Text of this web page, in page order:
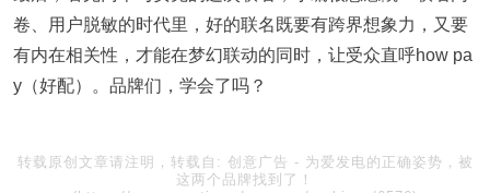
卷、用户脱敏的时代里，好的联名既要有跨界想象力，又要
有内在相关性，才能在梦幻联动的同时，让受众直呼how pa
y（好配）。品牌们，学会了吗？
转载原创文章请注明，转载自: 创意广告 - 为爱发电的正确姿势，被
这两个品牌找到了！